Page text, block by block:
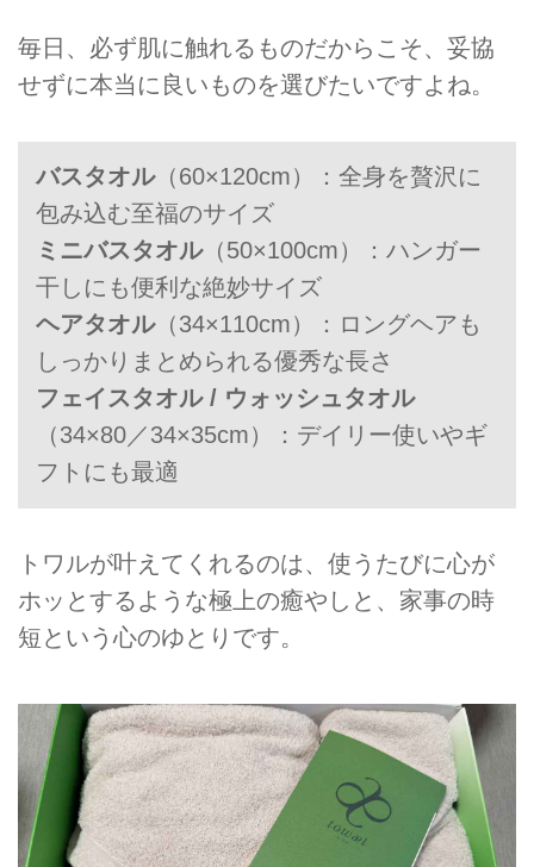
毎日、必ず肌に触れるものだからこそ、妥協
せずに本当に良いものを選びたいですよね。
バスタオル（60×120cm）：全身を贅沢に
包み込む至福のサイズ
ミニバスタオル（50×100cm）：ハンガー
干しにも便利な絶妙サイズ
ヘアタオル（34×110cm）：ロングヘアも
しっかりまとめられる優秀な長さ
フェイスタオル / ウォッシュタオル
（34×80／34×35cm）：デイリー使いやギ
フトにも最適
トワルが叶えてくれるのは、使うたびに心が
ホッとするような極上の癒やしと、家事の時
短という心のゆとりです。